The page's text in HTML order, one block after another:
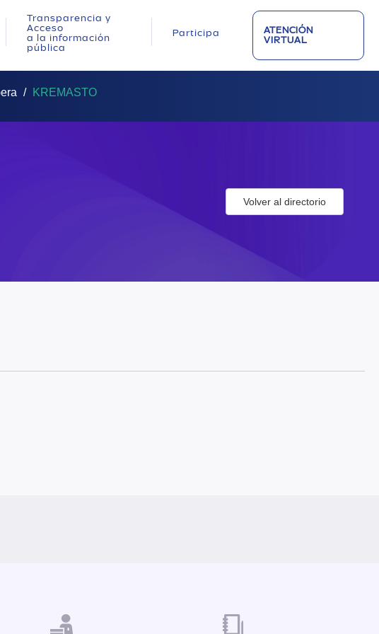
Transparencia y
Acceso
a la información
pública
Participa
ATENCIÓN
VIRTUAL
KREMASTO
Volver al directorio